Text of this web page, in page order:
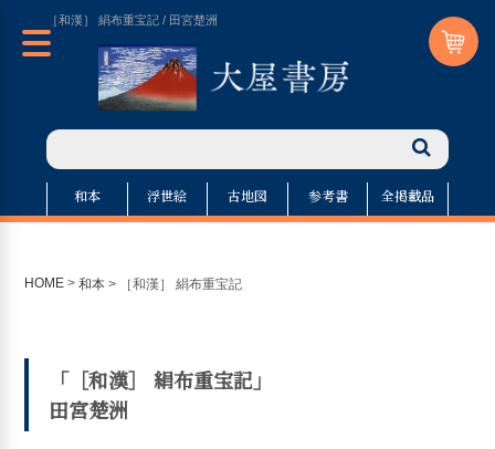
［和漢］ 絹布重宝記 / 田宮楚洲
和本 浮世絵 古地図 参考書 全掲載品
HOME >和本 > ［和漢］ 絹布重宝記
「［和漢］ 絹布重宝記」
田宮楚洲